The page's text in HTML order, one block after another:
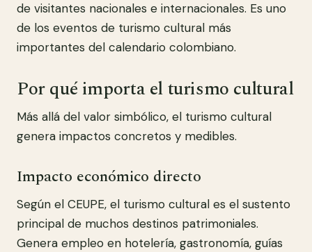
de visitantes nacionales e internacionales. Es uno
de los eventos de turismo cultural más
importantes del calendario colombiano.
Por qué importa el turismo cultural
Más allá del valor simbólico, el turismo cultural
genera impactos concretos y medibles.
Impacto económico directo
Según el CEUPE, el turismo cultural es el sustento
principal de muchos destinos patrimoniales.
Genera empleo en hotelería, gastronomía, guías